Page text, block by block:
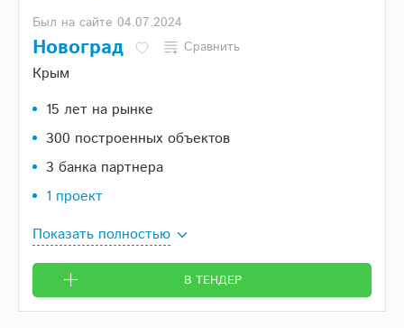
Был на сайте 04.07.2024
Новоград Сравнить
Крым
15 лет на рынке
300 построенных объектов
3 банка партнера
1 проект
Показать полностью
В ТЕНДЕР